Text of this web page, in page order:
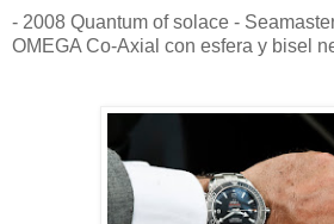
- 2008 Quantum of solace -
OMEGA Co-Axial con esfera y bisel